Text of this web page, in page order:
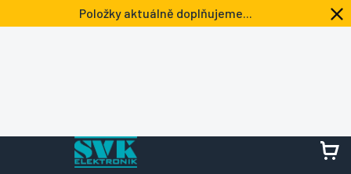
na
Položky aktuálně doplňujeme...